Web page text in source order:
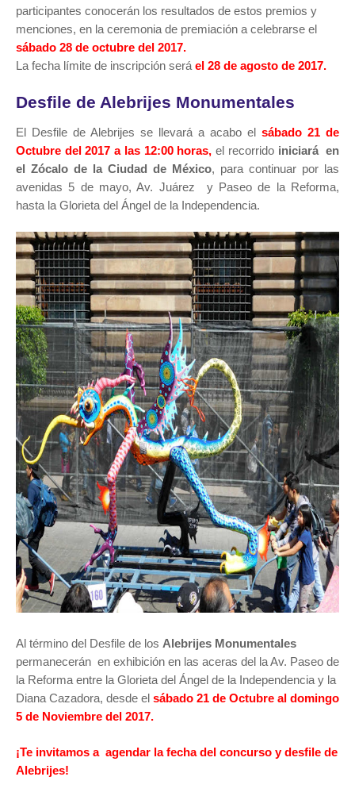
participantes conocerán los resultados de estos premios y
menciones, en la ceremonia de premiación a celebrarse el
sábado 28 de octubre del 2017.
La fecha límite de inscripción será el 28 de agosto de 2017.
Desfile de Alebrijes Monumentales
El Desfile de Alebrijes se llevará a acabo el sábado 21 de
Octubre del 2017 a las 12:00 horas, el recorrido iniciará en
el Zócalo de la Ciudad de México, para continuar por las
avenidas 5 de mayo, Av. Juárez y Paseo de la Reforma,
hasta la Glorieta del Ángel de la Independencia.
Al término del Desfile de los Alebrijes Monumentales
permanecerán en exhibición en las aceras del la Av. Paseo de
la Reforma entre la Glorieta del Ángel de la Independencia y la
Diana Cazadora, desde el sábado 21 de Octubre al domingo
5 de Noviembre del 2017.
¡Te invitamos a agendar la fecha del concurso y desfile de
Alebrijes!